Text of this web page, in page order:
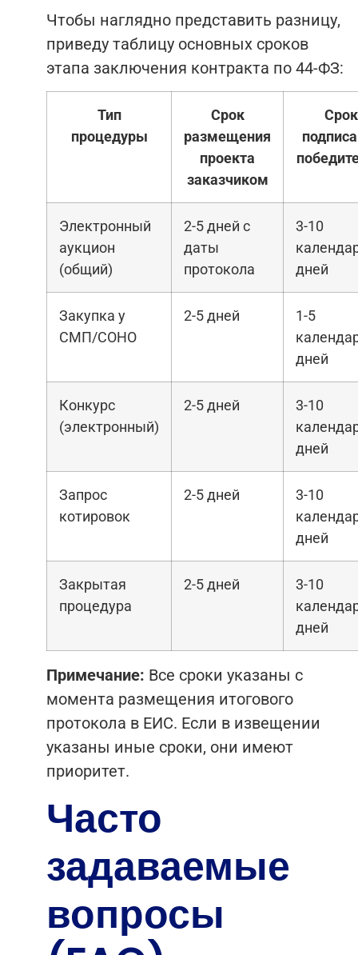
Чтобы наглядно представить разницу,
приведу таблицу основных сроков
этапа заключения контракта по 44-ФЗ:
Тип
процедуры
Срок
размещения
проекта
заказчиком
Срок
Электронный
аукцион
(общий)
2-5 дней с
даты
протокола
3-10
дней
Закупка у
СМП/СОНО
2-5 дней
1-5
дней
Конкурс
(электронный)
2-5 дней
3-10
дней
Запрос
котировок
2-5 дней
3-10
дней
Закрытая
процедура
2-5 дней
3-10
дней
Примечание: Все сроки указаны с
момента размещения итогового
протокола в ЕИС. Если в извещении
указаны иные сроки, они имеют
приоритет.
Часто
задаваемые
вопросы